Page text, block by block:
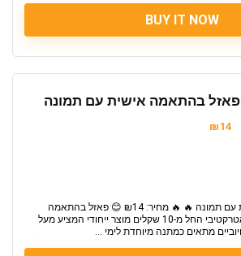
BUY IT NOW
פאזל בהתאמה אישית עם תמונה
₪14
🔥 פאזל בהתאמה אישית עם תמונה 🔥 🔥 מחיר: ₪14 😊 פאזל בהתאמה
אישית עם תמונה מחיר אטרקטיבי החל מ-10 שקלים מוצר ייחודי המציע מעל